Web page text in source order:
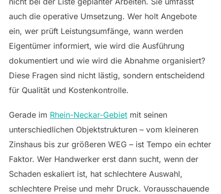
auch die operative Umsetzung. Wer holt Angebote
ein, wer prüft Leistungsumfänge, wann werden
Eigentümer informiert, wie wird die Ausführung
dokumentiert und wie wird die Abnahme organisiert?
Diese Fragen sind nicht lästig, sondern entscheidend
für Qualität und Kostenkontrolle.
Gerade im Rhein-Neckar-Gebietmit seinen
unterschiedlichen Objektstrukturen – vom kleineren
Zinshaus bis zur größeren WEG – ist Tempo ein echter
Faktor. Wer Handwerker erst dann sucht, wenn der
Schaden eskaliert ist, hat schlechtere Auswahl,
schlechtere Preise und mehr Druck. Vorausschauende